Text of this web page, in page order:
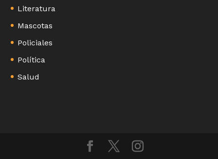
Literatura
Mascotas
Policiales
Política
Salud